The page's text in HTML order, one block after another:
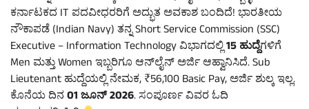
ಕರ್ನಾಟಕದ IT ಪದವೀಧರರಿಗೆ ಅದ್ಭುತ ಅವಕಾಶ ಬಂದಿದೆ! ಭಾರತೀಯ
ನೌಕಾಪಡೆ (Indian Navy) ತನ್ನ Short Service Commission (SSC)
Executive – Information Technology ವಿಭಾಗದಲ್ಲಿ15 ಹುದ್ದೆಗಳಿಗೆ
Men ಮತ್ತು Women ಇಬ್ಬರಿಗೂ ಆನ್‌ಲೈನ್ ಅರ್ಜಿ ಆಹ್ವಾನಿಸಿದೆ. Sub
Lieutenant ಹುದ್ದೆಯಲ್ಲಿ ನೇಮಕ, ₹56,100 Basic Pay, ಅರ್ಜಿ ಶುಲ್ಕ ಇಲ್ಲ.
ಕೊನೆಯ ದಿನ01 ಜೂನ್ 2026. ಸಂಪೂರ್ಣ ವಿವರ ಓದಿ